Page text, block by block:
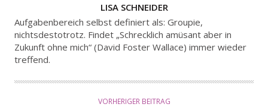
U
T
O
R
LISA SCHNEIDER
Aufgabenbereich selbst definiert als: Groupie,
nichtsdestotrotz. Findet „Schrecklich amüsant aber in
Zukunft ohne mich“ (David Foster Wallace) immer wieder
treffend.
VORHERIGER BEITRAG